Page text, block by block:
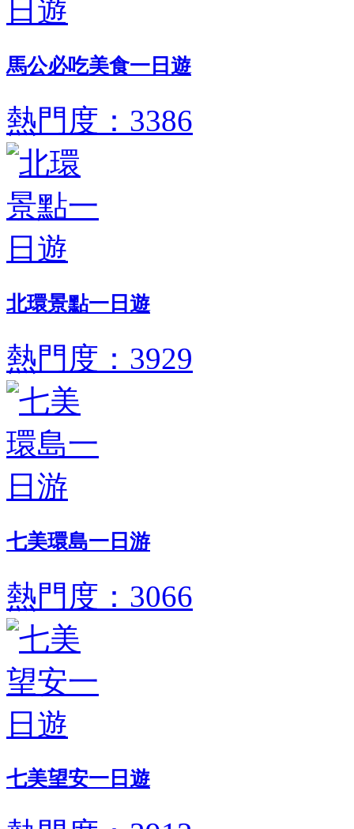
馬公必吃美食一日遊
熱門度：3386
北環景點一日遊
熱門度：3929
七美環島一日游
熱門度：3066
七美望安一日遊